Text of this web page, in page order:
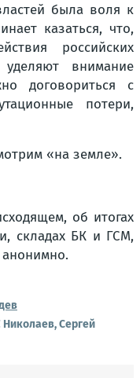
была воля к
казаться, что,
российских
внимание
договориться с
потери,
«на земле».
об итогах
складах БК и ГСМ,
анонимно.
Сергей